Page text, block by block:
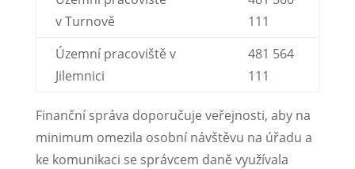
v Turnově
111
Územní pracoviště v
Jilemnici
481 564
111
Finanční správa doporučuje veřejnosti, aby na
minimum omezila osobní návštěvu na úřadu a
ke komunikaci se správcem daně využívala